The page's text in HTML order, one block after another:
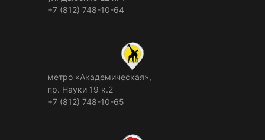
+7 (812) 748-10-64
метро «Академическая»,
пр. Науки 19 к.2
+7 (812) 748-10-65